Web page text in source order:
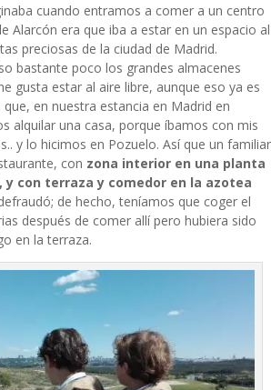
cuando entramos a comer a un centro
Alarcón era que iba a estar en un espacio al
preciosas de la ciudad de Madrid.
bastante poco los grandes almacenes
gusta estar al aire libre, aunque eso ya es
en nuestra estancia en Madrid en
alquilar una casa, porque íbamos con mis
y lo hicimos en Pozuelo. Así que un familiar
con zona interior en una planta
con terraza y comedor en la azotea
de hecho, teníamos que coger el
después de comer allí pero hubiera sido
en la terraza.